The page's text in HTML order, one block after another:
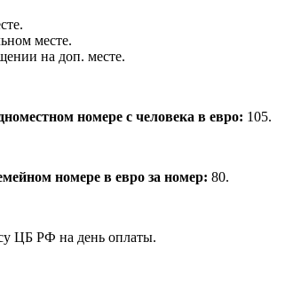
месте.
на доп. месте.
номере с человека в евро: 105.
номере в евро за номер: 80.
ЦБ РФ на день оплаты.